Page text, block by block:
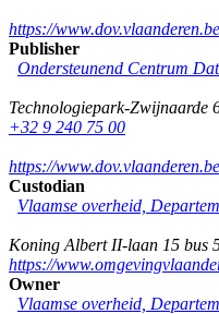
https://www.dov.vlaanderen.be
Publisher
Ondersteunend Centrum
Technologiepark-Zwijnaarde
+32 9 240 75 00
https://www.dov.vlaanderen.be
Custodian
Vlaamse overheid,
Koning Albert II-laan 15 bus
https://
Owner
Vlaamse overheid,